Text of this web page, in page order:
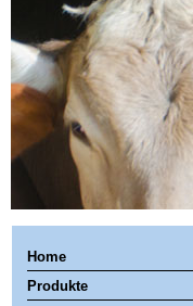
Home
Produkte